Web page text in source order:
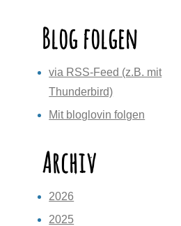
Blog folgen
via RSS-Feed (z.B. mit
Thunderbird)
Mit bloglovin folgen
Archiv
2026
2025